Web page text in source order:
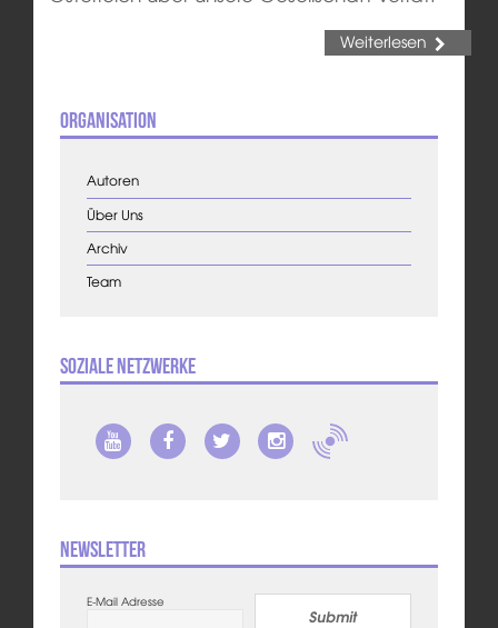
Weiterlesen
Organisation
Autoren
Über Uns
Archiv
Team
Soziale Netzwerke
Newsletter
E-Mail Adresse
Submit